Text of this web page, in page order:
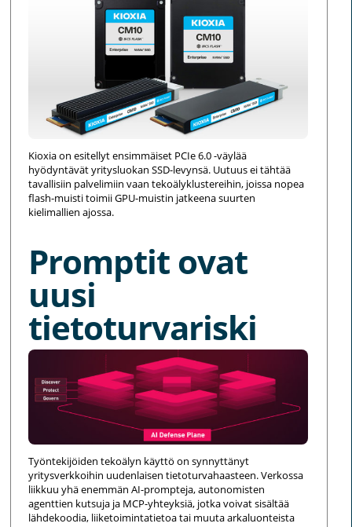
Kioxia on esitellyt ensimmäiset PCIe 6.0 -väylää
hyödyntävät yritysluokan SSD-levynsä. Uutuus ei tähtää
tavallisiin palvelimiin vaan tekoälyklustereihin, joissa nopea
flash-muisti toimii GPU-muistin jatkeena suurten
kielimallien ajossa.
Promptit ovat
uusi
tietoturvariski
Työntekijöiden tekoälyn käyttö on synnyttänyt
yritysverkkoihin uudenlaisen tietoturvahaasteen. Verkossa
liikkuu yhä enemmän AI-prompteja, autonomisten
agenttien kutsuja ja MCP-yhteyksiä, jotka voivat sisältää
lähdekoodia, liiketoimintatietoa tai muuta arkaluonteista